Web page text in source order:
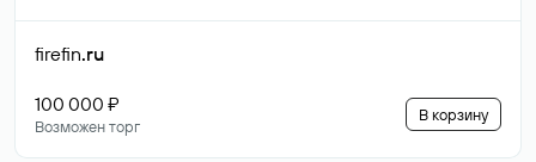
firefin.ru
100 000 ₽
Возможен торг
В корзину